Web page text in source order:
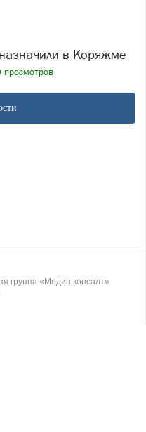
в Коряжме
просмотров
группа «Медиа консалт»